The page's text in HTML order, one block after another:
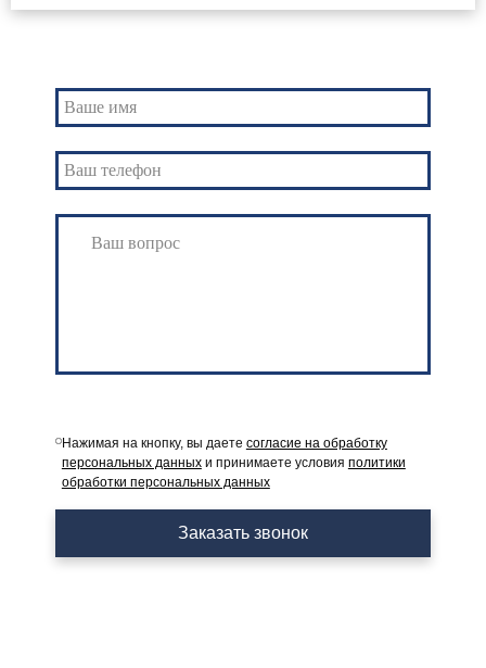
Нажимая на кнопку, вы даете согласие на обработку
персональных данныхи принимаете условия политики
обработки персональных данных
Заказать звонок